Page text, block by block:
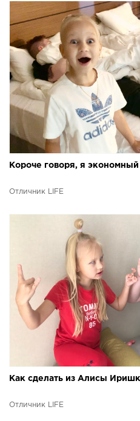
Короче говоря, я экономный
Отличник LIFE
Как сделать из Алисы
Отличник LIFE